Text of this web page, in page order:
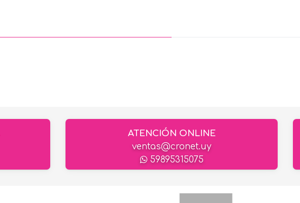
ATENCIÓN ONLINE
ventas@cronet.uy
59895315075